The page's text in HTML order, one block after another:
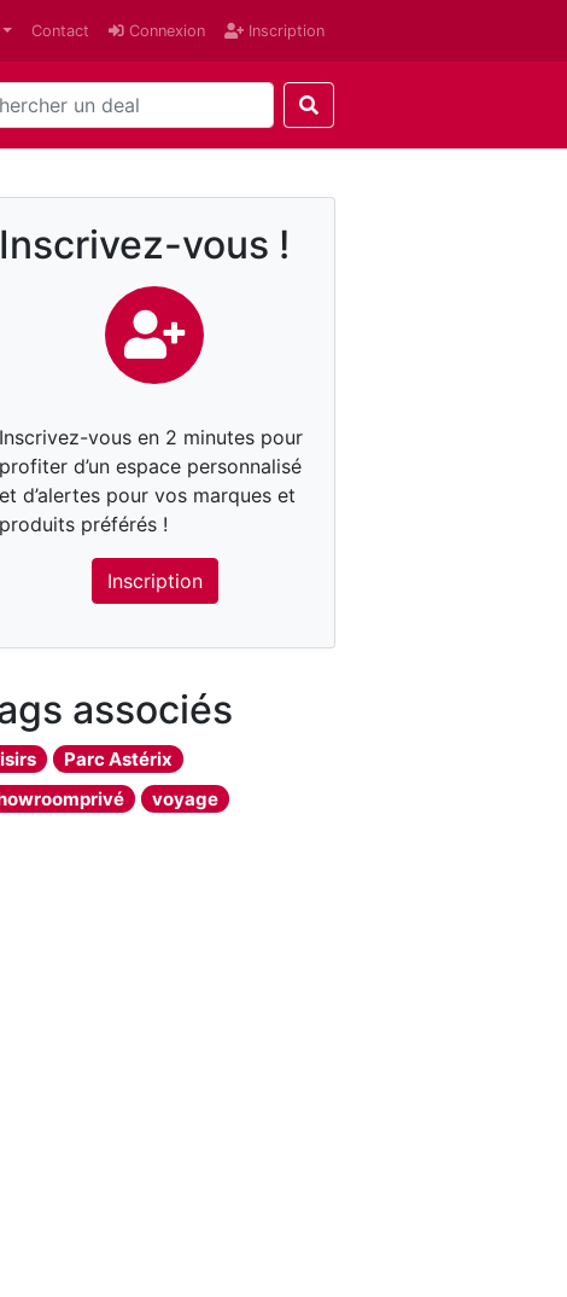
Contact Connexion Inscription
Inscrivez-vous !
Inscrivez-vous en 2 minutes pour
profiter d’un espace personnalisé
et d’alertes pour vos marques et
produits préférés !
Inscription
associés
Parc Astérix
voyage